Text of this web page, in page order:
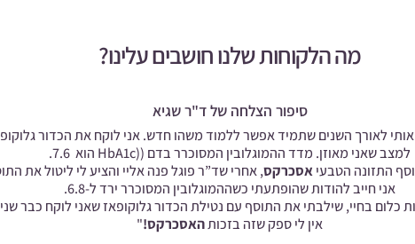
מה הלקוחות שלנו חושבים עלינו?
סיפור הצלחה של ד"ר שגיא
שלי כרופא לימד אותי לאורך השנים שתמיד אפשר ללמוד משהו חדש. אני לוקח את
למצב שאני מאוזן. מדד ההמוגלובין המסוכרר בדם ((HbA1c
הוא 7.6.
אסכרקס, אחרי שד”ר פוגל פנה אליי והציע לי ליטול את
אני חייב להודות שהופתעתי כשההמוגלובין המסוכרר ירד ל-6.8.
כלום בחיי, שילבתי את התוסף עם נטילת הכדור גלוקופאז שאני לוקח כבר
אין לי ספק שזה בזכותהאסכרקס!"